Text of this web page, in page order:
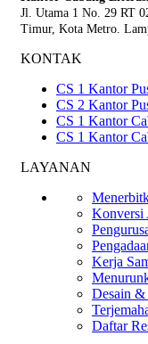
Jl. Utama 1 No. 29 RT
Timur, Kota Metro.
KONTAK
CS 1 Kantor
CS 2 Kantor
CS 1 Kantor
CS 1 Kantor
LAYANAN
Konversi
Kerja
Desain
Daftar